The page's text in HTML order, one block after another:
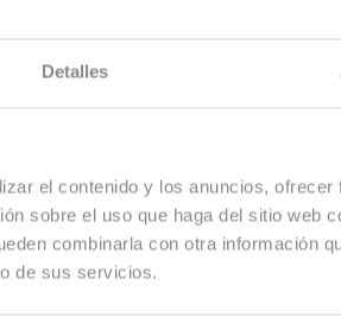
Detalles
el contenido y los anuncios,
sobre el uso que haga del sitio web
combinarla con otra información
de sus servicios.